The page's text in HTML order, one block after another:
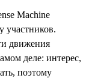
Machine
участников.
движения
деле: интерес,
поэтому